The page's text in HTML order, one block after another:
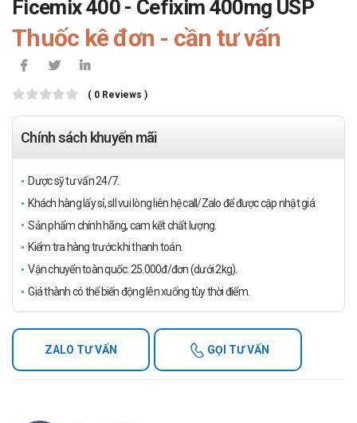
Ficemix 400 - Cefixim 400mg USP
Thuốc kê đơn - cần tư vấn
( 0 Reviews )
Chính sách khuyến mãi
Dược sỹ tư vấn 24/7.
Khách hàng lấy sỉ, sll vui lòng liên hệ call/Zalo để được cập nhật giá
Sản phẩm chính hãng, cam kết chất lượng.
Kiểm tra hàng trước khi thanh toán.
Vận chuyển toàn quốc: 25.000đ/đơn (dưới 2kg).
Giá thành có thể biến động lên xuống tùy thời điểm.
ZALO TƯ VẤN GỌI TƯ VẤN